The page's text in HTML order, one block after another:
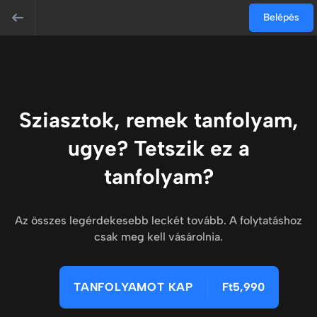
Belépés
Sziasztok, remek tanfolyam,
ugye? Tetszik ez a
tanfolyam?
Az összes legérdekesebb leckét tovább. A folytatáshoz
csak meg kell vásárolnia.
TANFOLYAMOT KAP Ft5,990